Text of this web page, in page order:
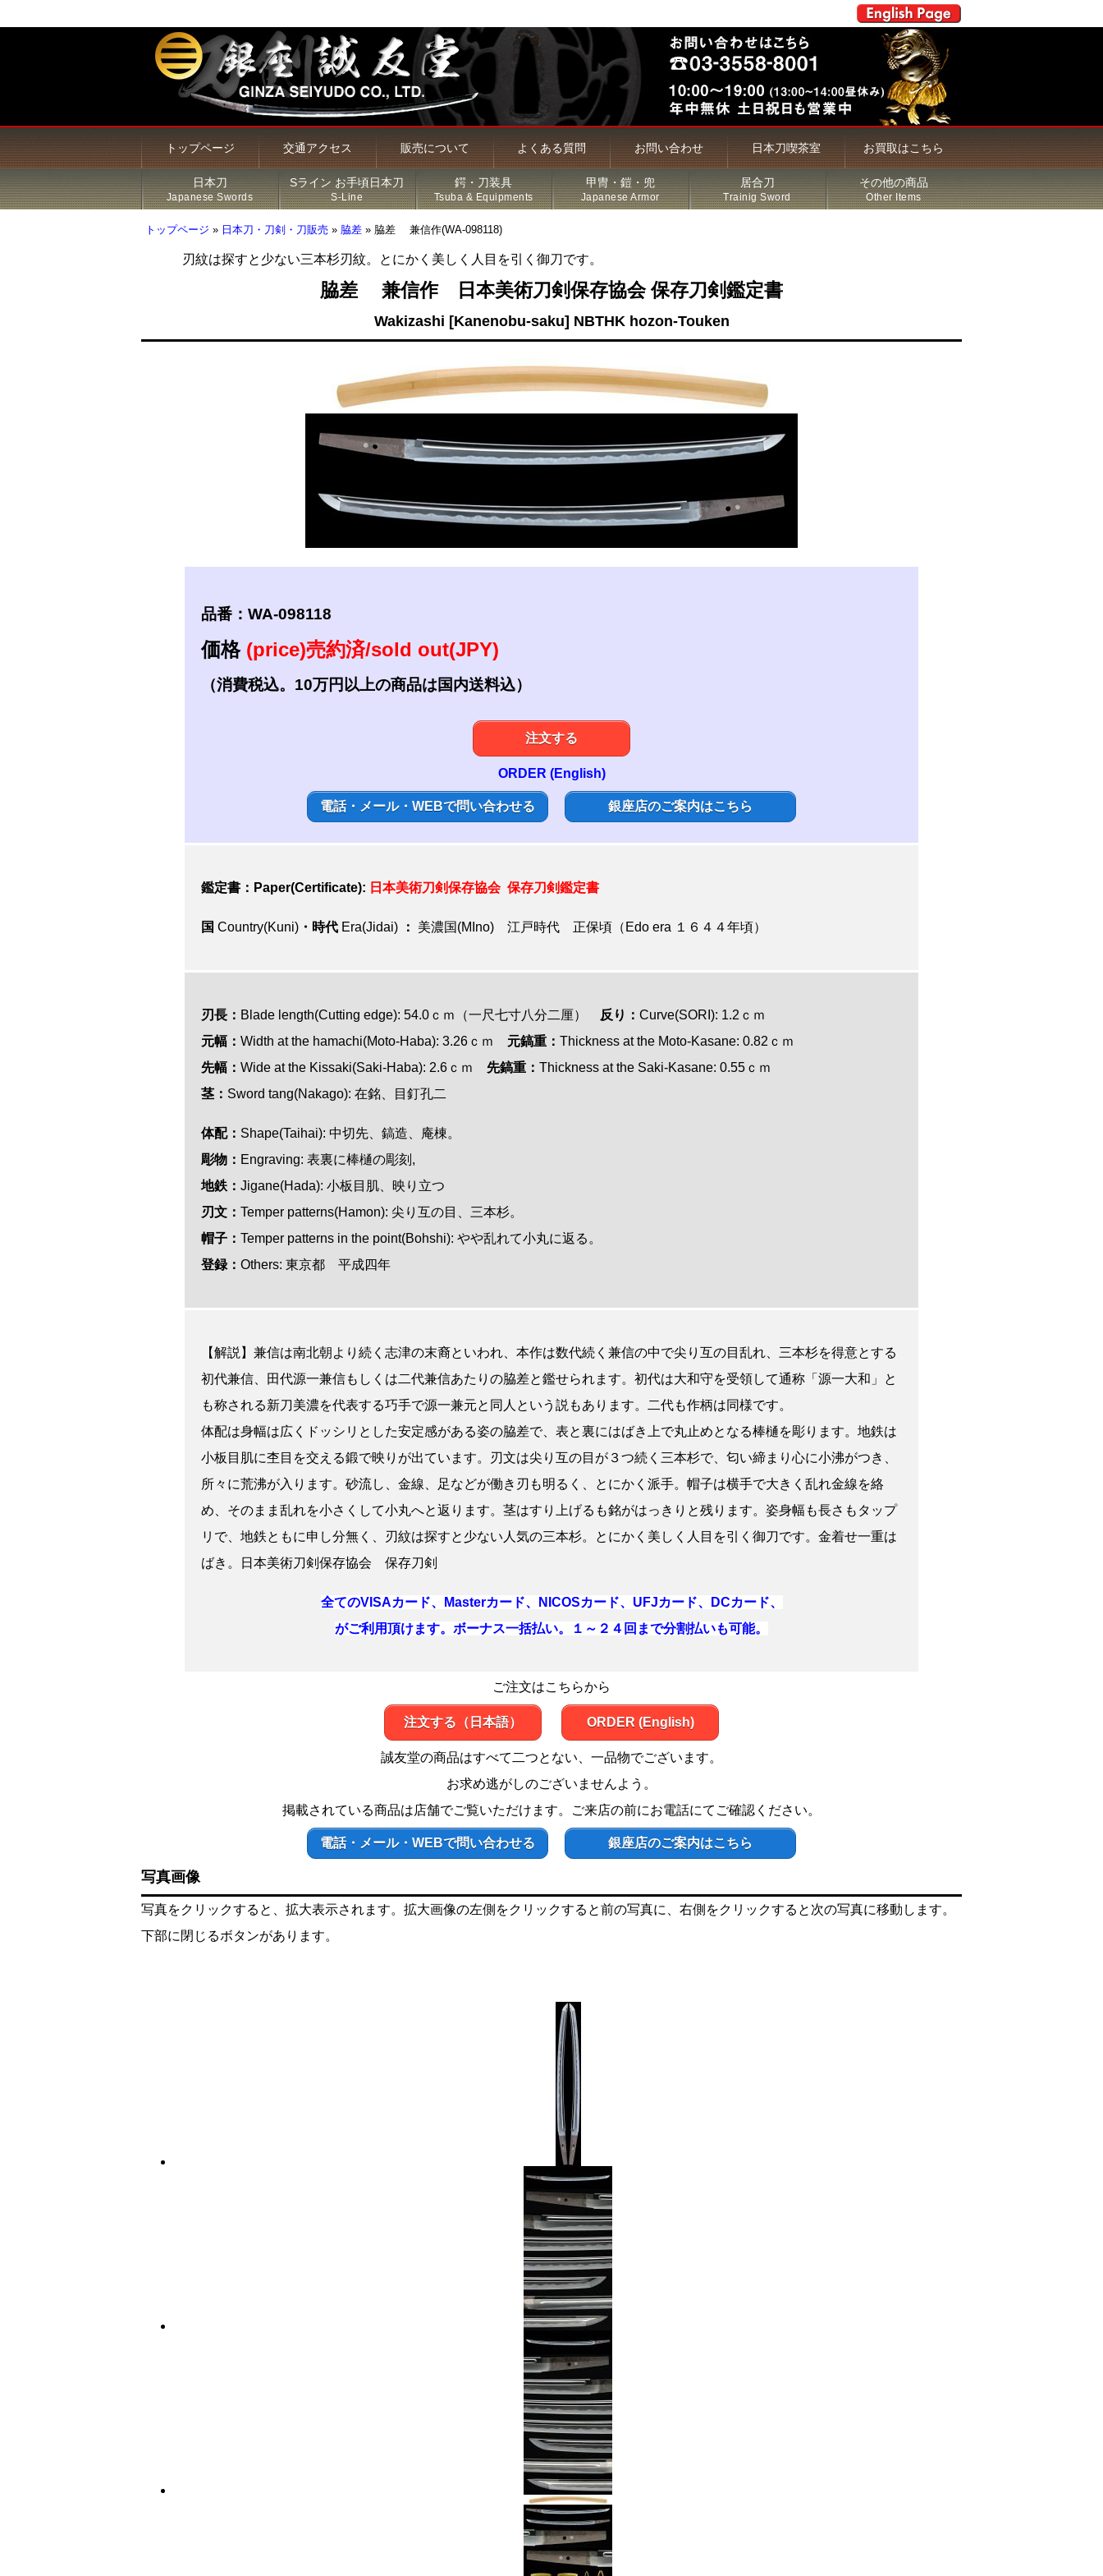
トップページ 交通アクセス 販売について よくある質問 お問い合わせ 日本刀喫茶室 お買取はこちら
日本刀
Japanese Swords
槍・薙刀
古名刀
参考資料
研磨・諸工作
Sライン お手頃日本刀
S-Line
鍔・刀装具
Tsuba & Equipments
甲冑・鎧・兜
Japanese Armor
居合刀
Trainig Sword
その他の商品
Other Items
トップページ » 日本刀・刀剣・刀販売 » 脇差 » 脇差 兼信作(WA-098118)
刃紋は探すと少ない三本杉刃紋。とにかく美しく人目を引く御刀です。
脇差 兼信作 日本美術刀剣保存協会 保存刀剣鑑定書
Wakizashi [Kanenobu-saku] NBTHK hozon-Touken
品番：WA-098118
価格 (price)売約済/sold out(JPY)
（消費税込。10万円以上の商品は国内送料込）
注文する
ORDER (English)
電話・メール・WEBで問い合わせる 銀座店のご案内はこちら
鑑定書：Paper(Certificate): 日本美術刀剣保存協会 保存刀剣鑑定書
国 Country(Kuni) ・時代 Era(Jidai) ： 美濃国(MIno) 江戸時代 正保頃（Edo era １６４４年頃）
刃長： Blade length(Cutting edge): 54.0ｃｍ（一尺七寸八分二厘） 反り： Curve(SORI): 1.2ｃｍ
元幅： Width at the hamachi(Moto-Haba): 3.26ｃｍ 元鎬重： Thickness at the Moto-Kasane: 0.82ｃｍ
先幅： Wide at the Kissaki(Saki-Haba): 2.6ｃｍ 先鎬重： Thickness at the Saki-Kasane: 0.55ｃｍ
茎： Sword tang(Nakago): 在銘、目釘孔二
体配： Shape(Taihai): 中切先、鎬造、庵棟。
彫物： Engraving: 表裏に棒樋の彫刻,
地鉄： Jigane(Hada): 小板目肌、映り立つ
刃文 ： Temper patterns(Hamon): 尖り互の目、三本杉。
帽子： Temper patterns in the point(Bohshi): やや乱れて小丸に返る。
登録： Others: 東京都 平成四年
【解説】兼信は南北朝より続く志津の末裔といわれ、本作は数代続く兼信の中で尖り互の目乱れ、三本杉を得意とする
初代兼信、田代源一兼信もしくは二代兼信あたりの脇差と鑑せられます。初代は大和守を受領して通称「源一大和」と
も称される新刀美濃を代表する巧手で源一兼元と同人という説もあります。二代も作柄は同様です。
体配は身幅は広くドッシリとした安定感がある姿の脇差で、表と裏にはばき上で丸止めとなる棒樋を彫ります。地鉄は
小板目肌に杢目を交える鍛で映りが出ています。刃文は尖り互の目が３つ続く三本杉で、匂い締まり心に小沸がつき、
所々に荒沸が入ります。砂流し、金線、足などが働き刃も明るく、とにかく派手。帽子は横手で大きく乱れ金線を絡
め、そのまま乱れを小さくして小丸へと返ります。茎はすり上げるも銘がはっきりと残ります。姿身幅も長さもタップ
リで、地鉄ともに申し分無く、刃紋は探すと少ない人気の三本杉。とにかく美しく人目を引く御刀です。金着せ一重は
ばき。日本美術刀剣保存協会 保存刀剣
全てのVISAカード、Masterカード、NICOSカード、UFJカード、DCカード、
がご利用頂けます。ボーナス一括払い。１～２４回まで分割払いも可能。
ご注文はこちらから
注文する（日本語） ORDER (English)
誠友堂の商品はすべて二つとない、一品物でございます。
お求め逃がしのございませんよう。
掲載されている商品は店舗でご覧いただけます。ご来店の前にお電話にてご確認ください。
電話・メール・WEBで問い合わせる 銀座店のご案内はこちら
写真画像
写真をクリックすると、拡大表示されます。拡大画像の左側をクリックすると前の写真に、右側をクリックすると次の写真に移動します。
下部に閉じるボタンがあります。